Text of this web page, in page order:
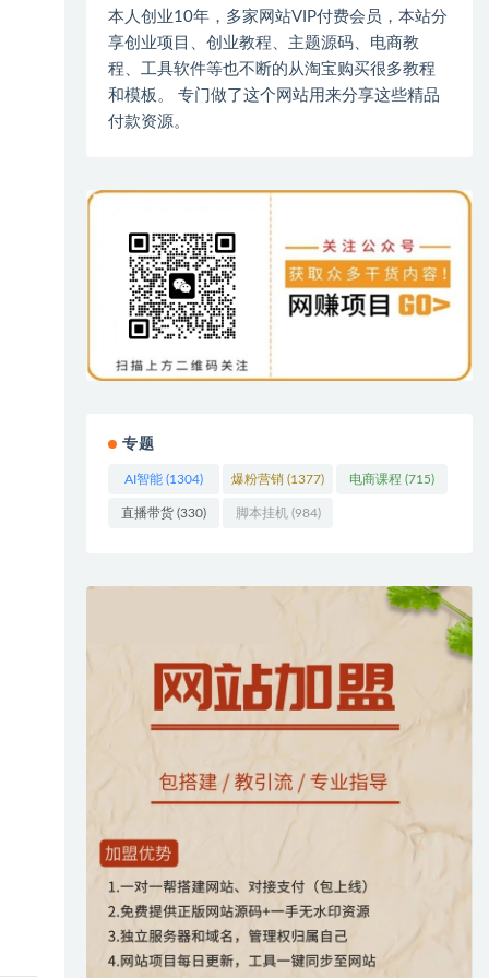
本人创业10年，多家网站VIP付费会员，本站分
享创业项目、创业教程、主题源码、电商教
程、工具软件等也不断的从淘宝购买很多教程
和模板。 专门做了这个网站用来分享这些精品
付款资源。
专题
AI智能 (1304) 爆粉营销 (1377) 电商课程 (715)
直播带货 (330) 脚本挂机(984)